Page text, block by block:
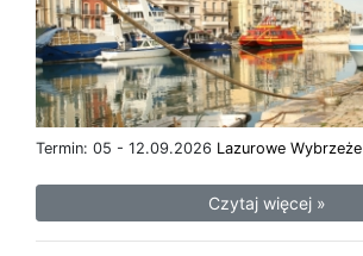
Termin: 05 - 12.09.2026 Lazurowe Wybrzeże
Czytaj więcej »